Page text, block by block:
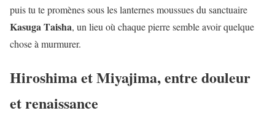
puis tu te promènes sous les lanternes moussues du sanctuaire
Kasuga Taisha, un lieu où chaque pierre semble avoir quelque
chose à murmurer.
Hiroshima et Miyajima, entre douleur
et renaissance